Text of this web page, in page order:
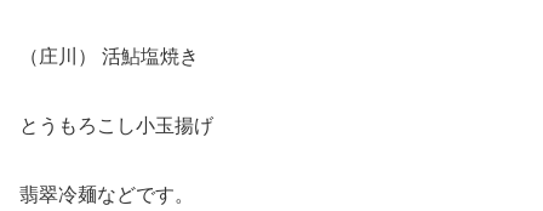
（庄川） 活鮎塩焼き
とうもろこし小玉揚げ
翡翠冷麺などです。